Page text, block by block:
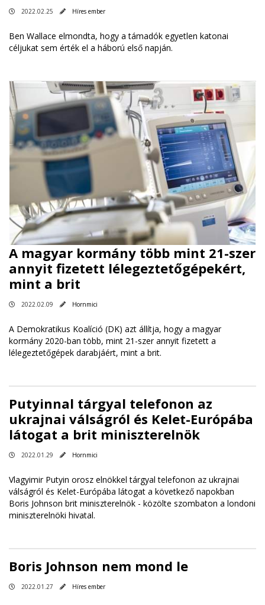
2022.02.25 Híres ember
Ben Wallace elmondta, hogy a támadók egyetlen katonai
céljukat sem érték el a háború első napján.
A magyar kormány több mint 21-szer
annyit fizetett lélegeztetőgépekért,
mint a brit
2022.02.09 Hornmici
A Demokratikus Koalíció (DK) azt állítja, hogy a magyar
kormány 2020-ban több, mint 21-szer annyit fizetett a
lélegeztetőgépek darabjáért, mint a brit.
Putyinnal tárgyal telefonon az
ukrajnai válságról és Kelet-Európába
látogat a brit miniszterelnök
2022.01.29 Hornmici
Vlagyimir Putyin orosz elnökkel tárgyal telefonon az ukrajnai
válságról és Kelet-Európába látogat a következő napokban
Boris Johnson brit miniszterelnök - közölte szombaton a londoni
miniszterelnöki hivatal.
Boris Johnson nem mond le
2022.01.27 Híres ember